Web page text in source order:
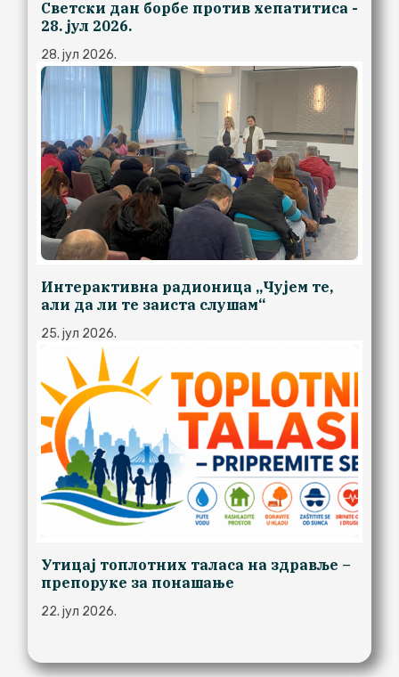
Светски дан борбе против хепатитиса -
28. јул 2026.
28. јул 2026.
Интерактивна радионица ,,Чујем те,
али да ли те заиста слушам“
25. јул 2026.
Утицај топлотних таласа на здравље –
препоруке за понашање
22. јул 2026.